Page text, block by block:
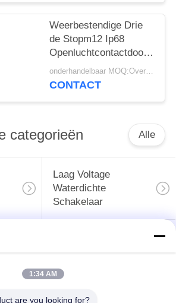
Weerbestendige Drie
de Stopm12 Ip68
Openluchtcontactdoos
van Pin Waterproof
240v
onderhandelbaar MOQ:Overeen te komen
CONTACT
categorieën Alle
Laag Voltage
Waterdichte
Schakelaar
Waterdichte
1:34 AM
are you looking for?